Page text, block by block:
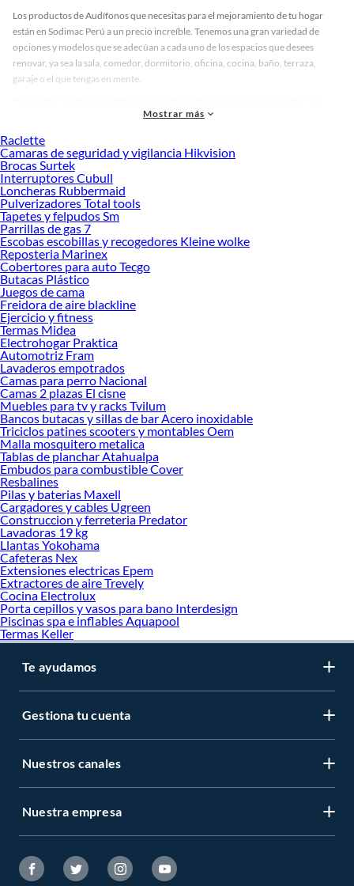
Los productos de Audífonos que necesitas para el mejoramiento de tu hogar
están en Sodimac Perú a un precio increíble. Tenemos una gran variedad de
opciones y modelos que se adecúan a cada uno de los espacios que desees
renovar, ya sea la sala, comedor, dormitorio, oficina, cocina, baño, terraza,
garaje o el que tengas en mente.
medidas, colores y demás características específicas de tu preferencia. Recuerda
proyectos en las mejores marcas de calidad y con garantía.
Precios de Audífonos en Sodimac Perú
Si buscar ahorrar, estás en la tienda correcta porque en Sodimac tenemos
nuestra política de precios bajos garantizados en Audífonos, así que no dudes
más y compra online este producto con sus complementos para que termines tu
proyecto al 100% a un costo económico. Además, elige entre las opciones de
delivery o recojo en tienda.
Las mejores marcas de Audífonos
Sabemos que la calidad, confianza y seguridad son factores importantes al
momento de decidir qué modelo comprar, por ello contamos con una amplia
oferta de marcas prestigiosas y reconocidas en Audífonos. De esta manera,
inviertes en durabilidad, rendimiento, excelencia y satisfacción garantizada.
Mostrar más
Raclette
Camaras de seguridad y vigilancia Hikvision
Brocas Surtek
Interruptores Cubull
Loncheras Rubbermaid
Pulverizadores Total tools
Tapetes y felpudos Sm
Parrillas de gas 7
Escobas escobillas y recogedores Kleine wolke
Reposteria Marinex
Cobertores para auto Tecgo
Butacas Plástico
Juegos de cama
Freidora de aire blackline
Ejercicio y fitness
Termas Midea
Electrohogar Praktica
Automotriz Fram
Lavaderos empotrados
Camas para perro Nacional
Camas 2 plazas El cisne
Muebles para tv y racks Tvilum
Bancos butacas y sillas de bar Acero inoxidable
Triciclos patines scooters y montables Oem
Malla mosquitero metalica
Tablas de planchar Atahualpa
Embudos para combustible Cover
Resbalines
Pilas y baterias Maxell
Cargadores y cables Ugreen
Construccion y ferreteria Predator
Lavadoras 19 kg
Llantas Yokohama
Cafeteras Nex
Extensiones electricas Epem
Extractores de aire Trevely
Cocina Electrolux
Porta cepillos y vasos para bano Interdesign
Piscinas spa e inflables Aquapool
Termas Keller
Te ayudamos
Gestiona tu cuenta
Nuestros canales
Nuestra empresa